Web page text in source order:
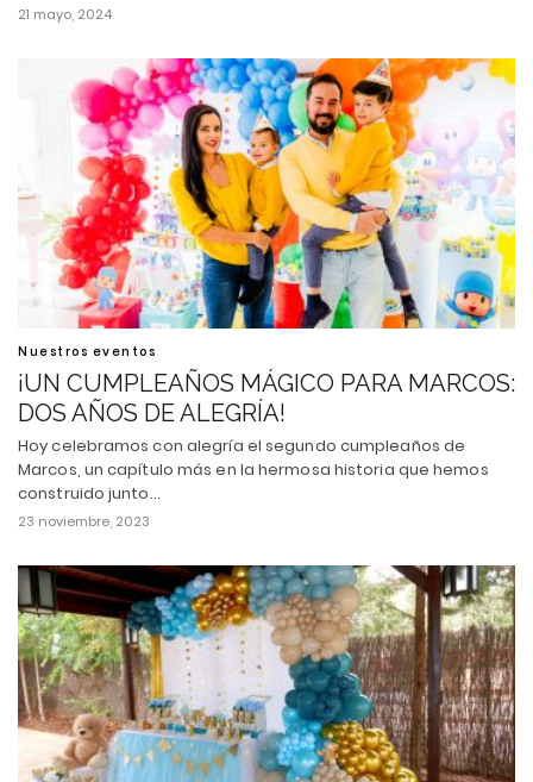
21 mayo, 2024
Nuestros eventos
¡UN CUMPLEAÑOS MÁGICO PARA MARCOS:
DOS AÑOS DE ALEGRÍA!
Hoy celebramos con alegría el segundo cumpleaños de
Marcos, un capítulo más en la hermosa historia que hemos
construido junto…
23 noviembre, 2023